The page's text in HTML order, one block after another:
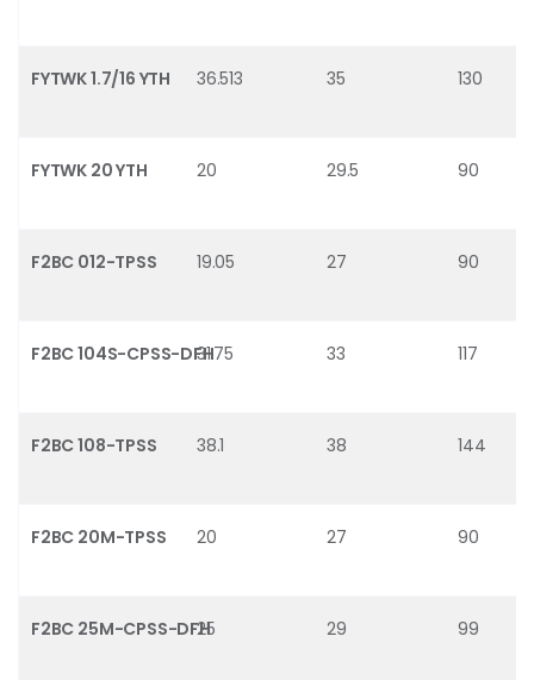
FYTWK 1.7/16 YTH 36.513 35 130
FYTWK 20 YTH 20 29.5 90
F2BC 012-TPSS 19.05 27 90
F2BC 104S-CPSS-DFH31.75 33 117
F2BC 108-TPSS 38.1 38 144
F2BC 20M-TPSS 20 27 90
F2BC 25M-CPSS-DFH
25 29 99